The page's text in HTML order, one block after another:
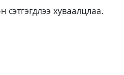
сэтгэгдлээ хуваалцлаа.